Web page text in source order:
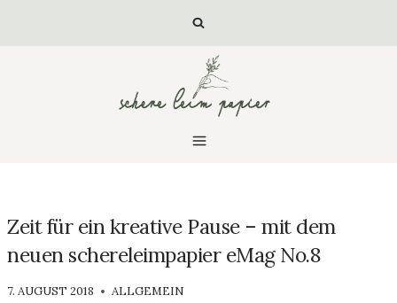
Zeit für ein kreative Pause – mit dem
neuen schereleimpapier eMag No.8
VON
7. AUGUST 2018 ALLGEMEIN